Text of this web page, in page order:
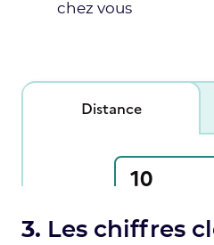
chez vous
3. Les chiffres